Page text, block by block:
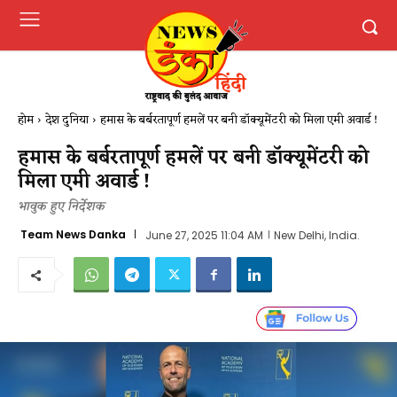
होम देश दुनिया हमास के बर्बरतापूर्ण हमलें पर बनी डॉक्यूमेंटरी को मिला एमी अवार्ड !
हमास के बर्बरतापूर्ण हमलें पर बनी डॉक्यूमेंटरी को
मिला एमी अवार्ड !
भावुक हुए निर्देशक
Team News Danka June 27, 2025 11:04 AM New Delhi, India.